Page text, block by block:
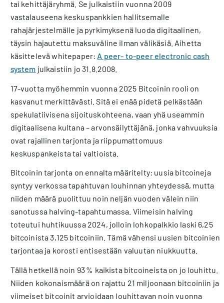
tai kehittäjäryhmä. Se julkaistiin vuonna 2009
vastalauseena keskuspankkien hallitsemalle
rahajärjestelmälle ja pyrkimyksenä luoda digitaalinen,
täysin hajautettu maksuväline ilman välikäsiä. Aihetta
käsittelevä whitepaper: A peer- to-peer electronic cash
system julkaistiin jo 31.8.2008.
17-vuotta myöhemmin vuonna 2025 Bitcoinin rooli on
kasvanut merkittävästi. Sitä ei enää pidetä pelkästään
spekulatiivisena sijoituskohteena, vaan yhä useammin
digitaalisena kultana – arvonsäilyttäjänä, jonka vahvuuksia
ovat rajallinen tarjonta ja riippumattomuus
keskuspankeista tai valtioista.
Bitcoinin tarjonta on ennalta määritelty: uusia bitcoineja
syntyy verkossa tapahtuvan louhinnan yhteydessä, mutta
niiden määrä puolittuu noin neljän vuoden välein niin
sanotussa halving-tapahtumassa. Viimeisin halving
toteutui huhtikuussa 2024, jolloin lohkopalkkio laski 6,25
bitcoinista 3,125 bitcoiniin. Tämä vähensi uusien bitcoinien
tarjontaa ja korosti entisestään valuutan niukkuutta.
Tällä hetkellä noin 93 % kaikista bitcoineista on jo louhittu.
Niiden kokonaismäärä on rajattu 21 miljoonaan bitcoiniin ja
viimeiset bitcoinit arvioidaan louhittavan noin vuonna